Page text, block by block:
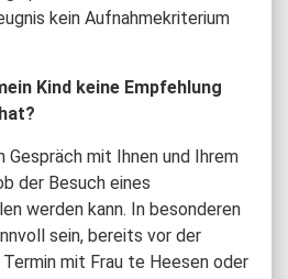
kein Aufnahmekriterium
Kind keine Empfehlung
Gespräch mit Ihnen und Ihrem
der Besuch eines
werden kann. In besonderen
sein, bereits vor der
mit Frau te Heesen oder